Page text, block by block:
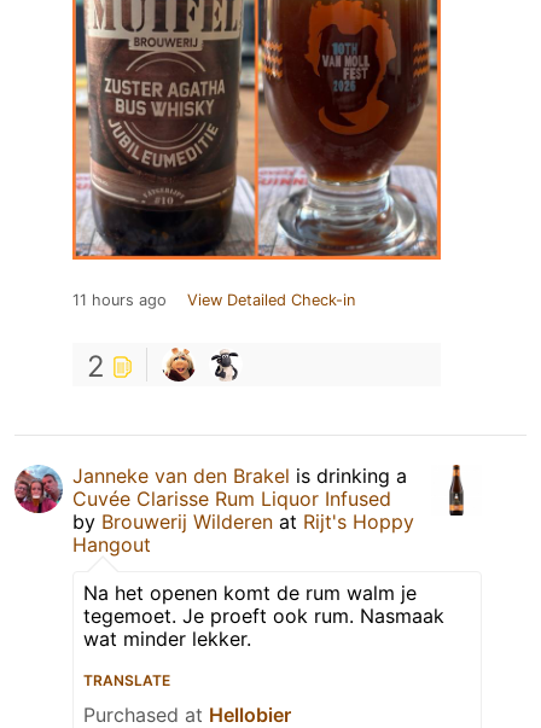
11 hours ago View Detailed Check-in
2
Janneke van den Brakel is drinking a
Cuvée Clarisse Rum Liquor Infused
by Brouwerij Wilderen at Rijt's Hoppy
Hangout
Na het openen komt de rum walm je
tegemoet. Je proeft ook rum. Nasmaak
wat minder lekker.
TRANSLATE
Purchased at Hellobier